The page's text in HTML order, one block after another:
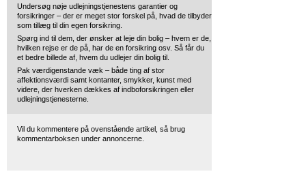
Undersøg nøje udlejningstjenestens garantier og
forsikringer – der er meget stor forskel på, hvad de tilbyder
som tillæg til din egen forsikring.
Spørg ind til dem, der ønsker at leje din bolig – hvem er de,
hvilken rejse er de på, har de en forsikring osv. Så får du
et bedre billede af, hvem du udlejer din bolig til.
Pak værdigenstande væk – både ting af stor
affektionsværdi samt kontanter, smykker, kunst med
videre, der hverken dækkes af indboforsikringen eller
udlejningstjenesterne.
Vil du kommentere på ovenstående artikel, så brug
kommentarboksen under annoncerne.